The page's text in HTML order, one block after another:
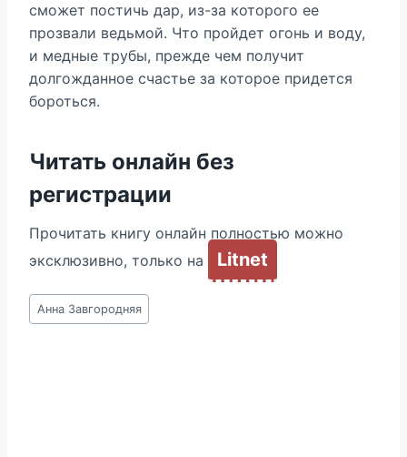
сможет постичь дар, из-за которого ее
прозвали ведьмой. Что пройдет огонь и воду,
и медные трубы, прежде чем получит
долгожданное счастье за которое придется
бороться.
Читать онлайн без
регистрации
Прочитать книгу онлайн полностью можно
эксклюзивно, только на
Litnet
Метки
записи:
Анна Завгородняя